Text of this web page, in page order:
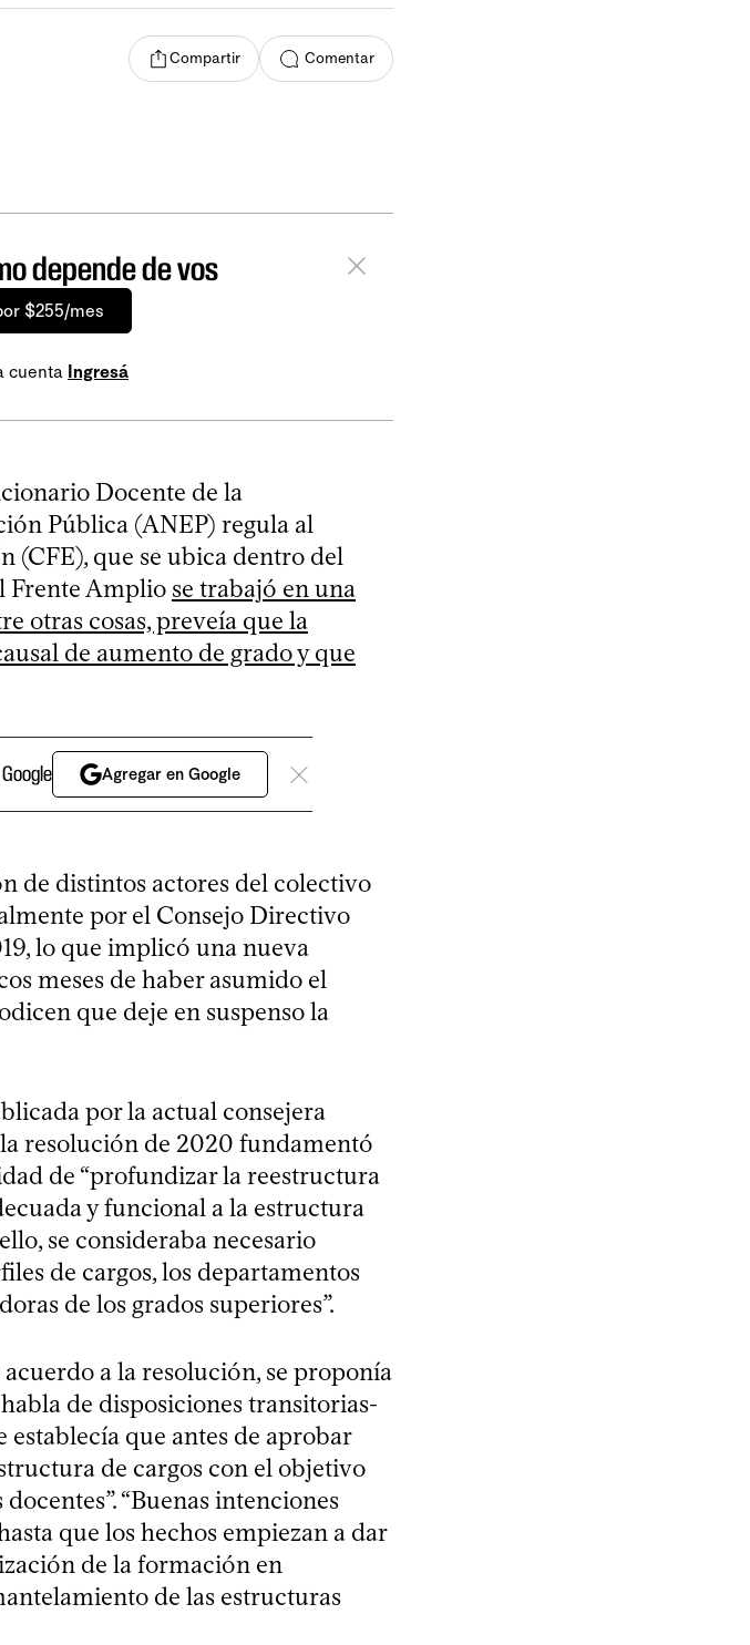
Compartir Comentar
depende de vos
$255/mes
cuenta Ingresá
Docente de la
Pública (ANEP) regula al
(CFE), que se ubica dentro del
Frente Amplio se trabajó en una
otras cosas, preveía que la
de aumento de grado y que
Agregar en Google
de distintos actores del colectivo
por el Consejo Directivo
lo que implicó una nueva
meses de haber asumido el
que deje en suspenso la
por la actual consejera
resolución de 2020 fundamentó
de “profundizar la reestructura
y funcional a la estructura
se consideraba necesario
de cargos, los departamentos
de los grados superiores”.
a la resolución, se proponía
de disposiciones transitorias-
que antes de aprobar
de cargos con el objetivo
“Buenas intenciones
que los hechos empiezan a dar
de la formación en
de las estructuras